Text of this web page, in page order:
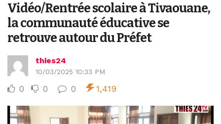
Vidéo/Rentrée scolaire à Tivaouane,
la communauté éducative se
retrouve autour du Préfet
thies24
10/03/2025 10:33 PM
0 0 0 1,419